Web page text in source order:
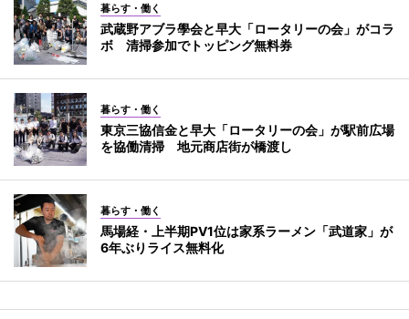
暮らす・働く
武蔵野アブラ學会と早大「ロータリーの会」がコラ
ボ 清掃参加でトッピング無料券
暮らす・働く
東京三協信金と早大「ロータリーの会」が駅前広場
を協働清掃 地元商店街が橋渡し
暮らす・働く
馬場経・上半期PV1位は家系ラーメン「武道家」が
6年ぶりライス無料化